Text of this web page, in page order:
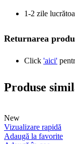
1-2 zile
Returnarea
Click 'aici'
Produse
New
Vizualizare rapidă
Adaugă la favorite